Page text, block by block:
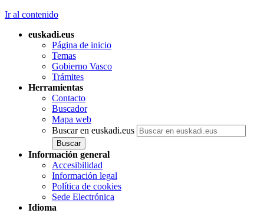
Ir al contenido
euskadi.eus
Página de inicio
Temas
Gobierno Vasco
Trámites
Herramientas
Contacto
Buscador
Mapa web
Buscar en euskadi.eus
Información general
Accesibilidad
Información legal
Política de cookies
Sede Electrónica
Idioma